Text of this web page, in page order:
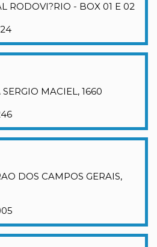
RODOVI?RIO - BOX 01 E 02
MACIEL, 1660
DOS CAMPOS GERAIS,